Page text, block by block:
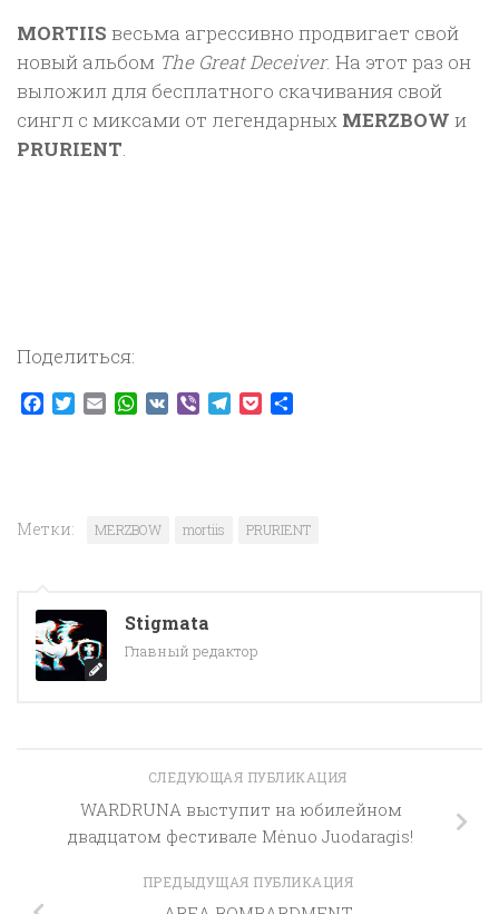
MORTIIS весьма агрессивно продвигает свой
новый альбом The Great Deceiver. На этот раз он
выложил для бесплатного скачивания свой
сингл с миксами от легендарных MERZBOW и
PRURIENT.
Поделиться:
Facebook
TwitterEmailWhatsApp
VK ViberTelegram
Pocket
Метки: MERZBOW mortiis PRURIENT
Stigmata
Главный редактор
СЛЕДУЮЩАЯ ПУБЛИКАЦИЯ
WARDRUNA выступит на юбилейном
двадцатом фестивале Mėnuo Juodaragis!
ПРЕДЫДУЩАЯ ПУБЛИКАЦИЯ